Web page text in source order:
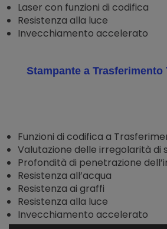
Laser con funzioni di codifica
Resistenza alla luce
Invecchiamento accelerato
Stampante a Trasferimento
Funzioni di codifica a
Valutazione delle irregolarità di
Profondità di penetrazione
Resistenza all’acqua
Resistenza ai graffi
Resistenza alla luce
Invecchiamento accelerato